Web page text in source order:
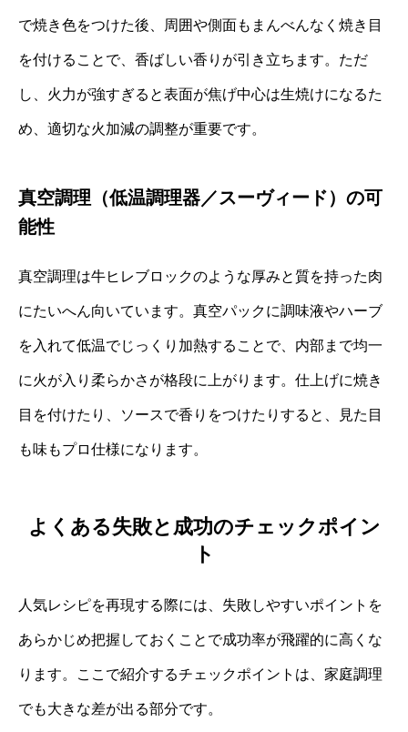
で焼き色をつけた後、周囲や側面もまんべんなく焼き目
を付けることで、香ばしい香りが引き立ちます。ただ
し、火力が強すぎると表面が焦げ中心は生焼けになるた
め、適切な火加減の調整が重要です。
真空調理（低温調理器／スーヴィード）の可
能性
真空調理は牛ヒレブロックのような厚みと質を持った肉
にたいへん向いています。真空パックに調味液やハーブ
を入れて低温でじっくり加熱することで、内部まで均一
に火が入り柔らかさが格段に上がります。仕上げに焼き
目を付けたり、ソースで香りをつけたりすると、見た目
も味もプロ仕様になります。
よくある失敗と成功のチェックポイン
ト
人気レシピを再現する際には、失敗しやすいポイントを
あらかじめ把握しておくことで成功率が飛躍的に高くな
ります。ここで紹介するチェックポイントは、家庭調理
でも大きな差が出る部分です。